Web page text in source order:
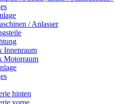
/ Anlasser
Innenraum
Motorraum
hinten
vorne